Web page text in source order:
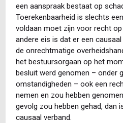
een aanspraak bestaat op
Toerekenbaarheid is slechts
voldaan moet zijn voor recht
andere eis is dat er een
de onrechtmatige
het bestuursorgaan op het
besluit werd genomen – onder
omstandigheden – ook een
nemen en zou hebben
gevolg zou hebben gehad, dan
causaal verband.